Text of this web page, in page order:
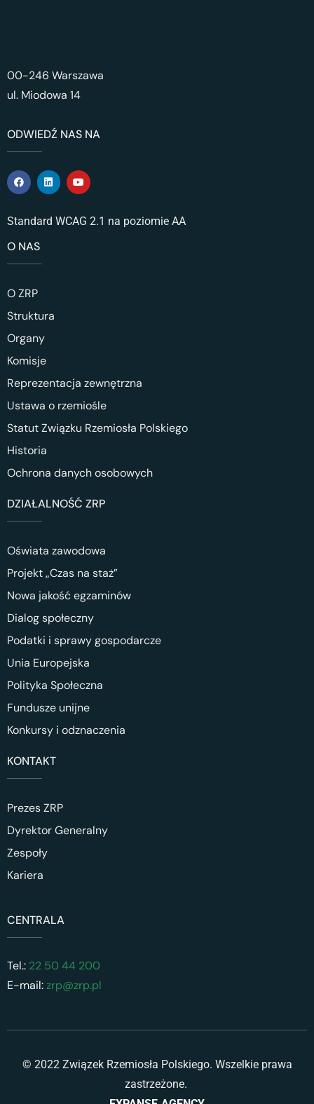
00-246 Warszawa
ul. Miodowa 14
ODWIEDŹ NAS NA
Standard WCAG 2.1 na poziomie AA
O NAS
O ZRP
Struktura
Organy
Komisje
Reprezentacja zewnętrzna
Ustawa o rzemiośle
Statut Związku Rzemiosła Polskiego
Historia
Ochrona danych osobowych
DZIAŁALNOŚĆ ZRP
Oświata zawodowa
Projekt „Czas na staż”
Nowa jakość egzaminów
Dialog społeczny
Podatki i sprawy gospodarcze
Unia Europejska
Polityka Społeczna
Fundusze unijne
Konkursy i odznaczenia
KONTAKT
Prezes ZRP
Dyrektor Generalny
Zespoły
Kariera
CENTRALA
Tel.: 22 50 44 200
E-mail:zrp@zrp.pl
© 2022 Związek Rzemiosła Polskiego. Wszelkie prawa
zastrzeżone.